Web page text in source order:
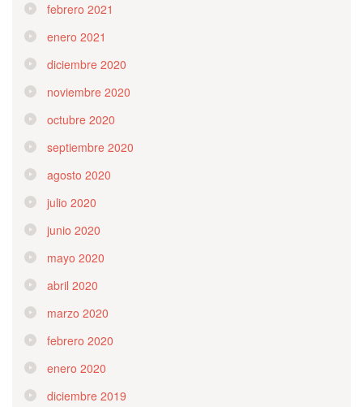
febrero 2021
enero 2021
diciembre 2020
noviembre 2020
octubre 2020
septiembre 2020
agosto 2020
julio 2020
junio 2020
mayo 2020
abril 2020
marzo 2020
febrero 2020
enero 2020
diciembre 2019